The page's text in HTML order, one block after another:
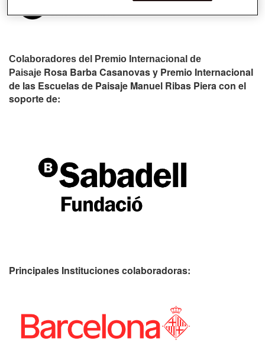
Colaboradores del Premio Internacional de
Paisaje Rosa Barba Casanovas y Premio Internacional
de las Escuelas de Paisaje Manuel Ribas Piera con el
soporte de:
Principales Instituciones colaboradoras: